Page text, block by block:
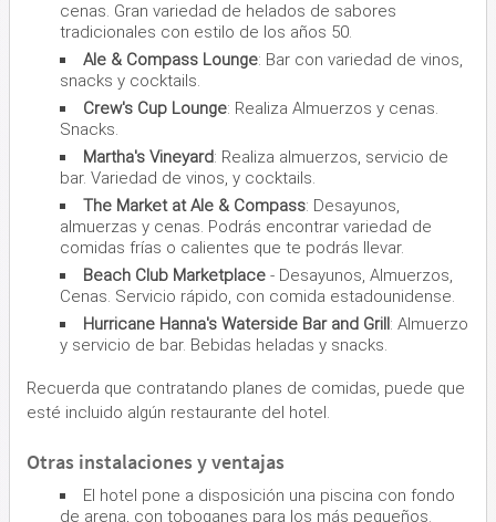
cenas. Gran variedad de helados de sabores
tradicionales con estilo de los años 50.
Ale & Compass Lounge: Bar con variedad de vinos,
snacks y cocktails.
Crew's Cup Lounge: Realiza Almuerzos y cenas.
Snacks.
Martha's Vineyard: Realiza almuerzos, servicio de
bar. Variedad de vinos, y cocktails.
The Market at Ale & Compass: Desayunos,
almuerzas y cenas. Podrás encontrar variedad de
comidas frías o calientes que te podrás llevar.
Beach Club Marketplace - Desayunos, Almuerzos,
Cenas. Servicio rápido, con comida estadounidense.
Hurricane Hanna's Waterside Bar and Grill: Almuerzo
y servicio de bar. Bebidas heladas y snacks.
Recuerda que contratando planes de comidas, puede que
esté incluido algún restaurante del hotel.
Otras instalaciones y ventajas
El hotel pone a disposición una piscina con fondo
de arena, con toboganes para los más pequeños.